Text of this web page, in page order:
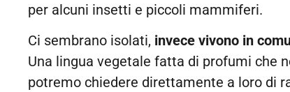
per alcuni insetti e piccoli mammiferi.
Ci sembrano isolati, invece vivono in
Una lingua vegetale fatta di profumi che
potremo chiedere direttamente a loro di